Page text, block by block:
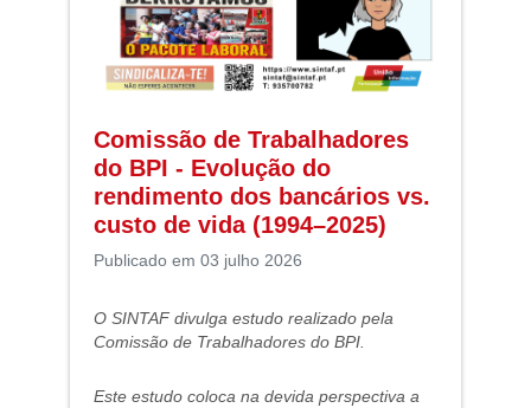
Comissão de Trabalhadores
do BPI - Evolução do
rendimento dos bancários vs.
custo de vida (1994–2025)
Publicado em 03 julho 2026
O SINTAF divulga estudo realizado pela
Comissão de Trabalhadores do BPI.
Este estudo coloca na devida perspectiva a